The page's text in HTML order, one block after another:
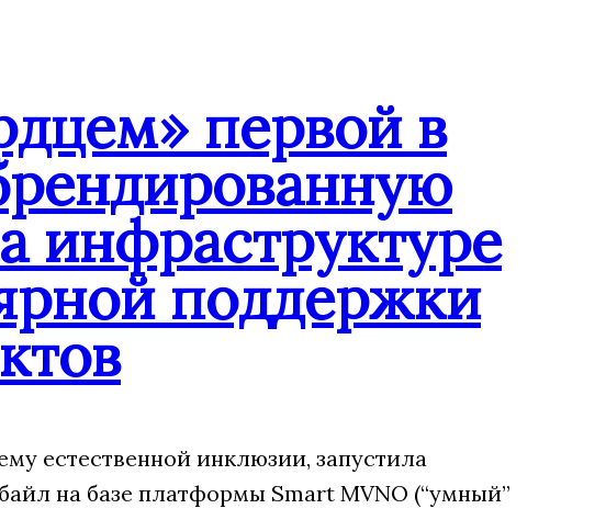
первой в
инфраструктуре
поддержки
естественной инклюзии, запустила
на базе платформы Smart MVNO (“умный”